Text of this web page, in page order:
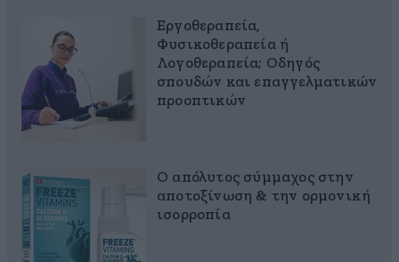
Εργοθεραπεία,
Φυσικοθεραπεία ή
Λογοθεραπεία; Οδηγός
σπουδών και επαγγελματικών
προοπτικών
Ο απόλυτος σύμμαχος στην
αποτοξίνωση & την ορμονική
ισορροπία